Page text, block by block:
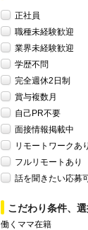
正社員
職種未経験歓迎
業界未経験歓迎
学歴不問
完全週休2日制
賞与複数月
自己PR不要
面接情報掲載中
リモートワークあり
フルリモートあり
話を聞きたい応募
こだわり条件、
働くママ在籍